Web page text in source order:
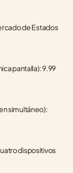
de Estados
pantalla): 9.99
simultáneo):
dispositivos